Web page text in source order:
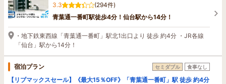
3.3
(294件)
青葉通一番町駅徒歩4分！仙台駅から14分！
・地下鉄東西線「青葉通一番町」駅北1出口より 徒歩 約4分 ・JR各線
「仙台」駅から14分！
宿泊プラン セミダブル 食事なし
【リブマックスセール】《最大15％OFF》「青葉通一番町」駅 徒歩 約4分